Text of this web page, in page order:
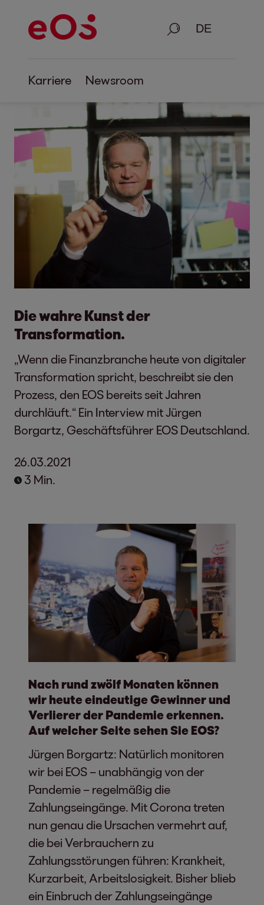
Suche
Karriere Newsroom
Die wahre Kunst der
Transformation.
„Wenn die Finanzbranche heute von digitaler
Transformation spricht, beschreibt sie den
Prozess, den EOS bereits seit Jahren
durchläuft.“ Ein Interview mit Jürgen
Borgartz, Geschäftsführer EOS Deutschland.
26.03.2021
3 Min.
Nach rund zwölf Monaten können
wir heute eindeutige Gewinner und
Verlierer der Pandemie erkennen.
Auf welcher Seite sehen Sie EOS?
Jürgen Borgartz: Natürlich monitoren
wir bei EOS – unabhängig von der
Pandemie – regelmäßig die
Zahlungseingänge. Mit Corona treten
nun genau die Ursachen vermehrt auf,
die bei Verbrauchern zu
Zahlungsstörungen führen: Krankheit,
Kurzarbeit, Arbeitslosigkeit. Bisher blieb
ein Einbruch der Zahlungseingänge